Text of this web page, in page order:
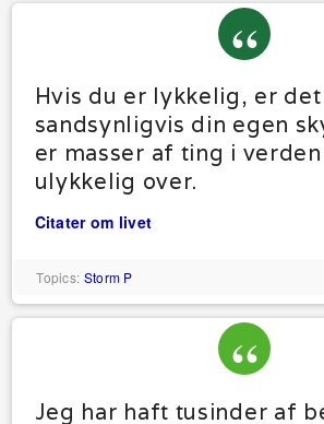
Hvis du er lykkelig, er det
sandsynligvis din egen
er masser af ting i
ulykkelig over.
Citater om livet
Topics: Storm P
Jeg har haft tusinder af